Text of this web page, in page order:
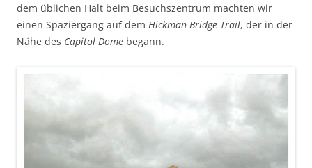
dem üblichen Halt beim Besuchszentrum machten wir
einen Spaziergang auf dem Hickman Bridge Trail, der in der
Nähe des Capitol Dome begann.